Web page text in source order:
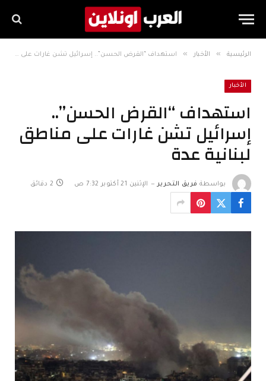
الرئيسية » الأخبار » استهداف “القرض الحسن”.. إسرائيل تشن غارات على مناطق لبنانية عدة
الأخبار
استهداف “القرض الحسن”..
إسرائيل تشن غارات على مناطق
لبنانية عدة
بواسطة فريق التحرير الإثنين 21 أكتوبر 7:32 ص 2 دقائق